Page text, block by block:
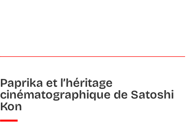
Paprika et l’héritage
cinématographique de Satoshi
Kon